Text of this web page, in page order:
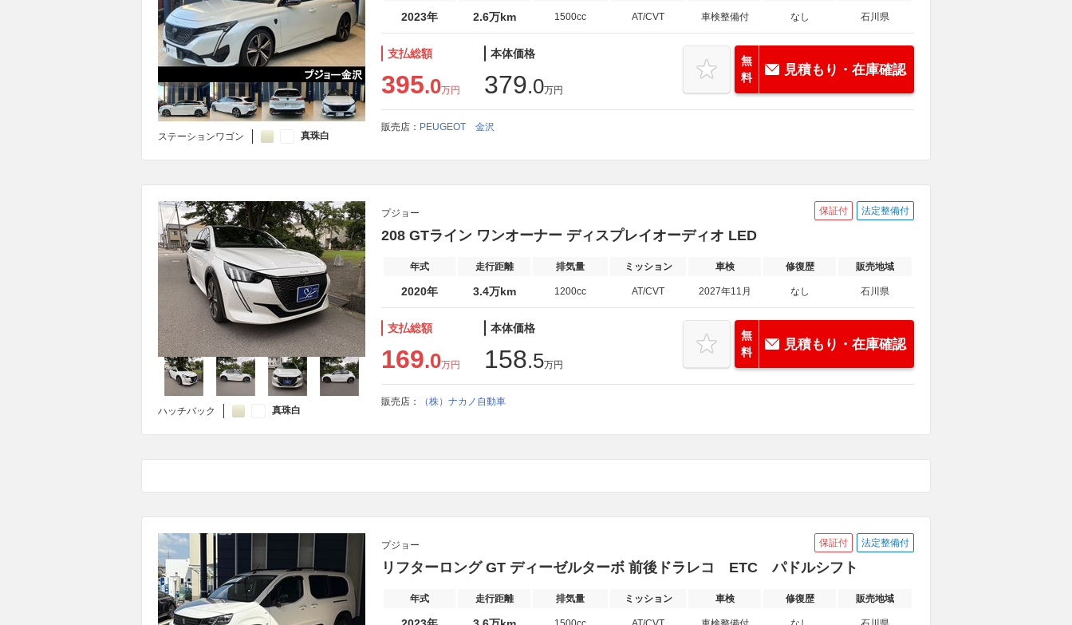
ステーションワゴン 真珠白
2023年 2.6万km 1500cc AT/CVT 車検整備付 なし 石川県
支払総額
395.0万円
本体価格
379.0万円
無
料
見積もり・在庫確認
販売店： PEUGEOT 金沢
ハッチバック 真珠白
プジョー 保証付 法定整備付
208 GTライン ワンオーナー ディスプレイオーディオ LED
年式 走行距離 排気量 ミッション 車検 修復歴 販売地域
2020年 3.4万km 1200cc AT/CVT 2027年11月 なし 石川県
支払総額
169.0万円
本体価格
158.5万円
無
料
見積もり・在庫確認
販売店： （株）ナカノ自動車
プジョー 保証付 法定整備付
リフターロング GT ディーゼルターボ 前後ドラレコ ETC パドルシフト
年式 走行距離 排気量 ミッション 車検 修復歴 販売地域